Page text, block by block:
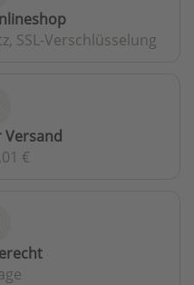
SSL-Verschlüsselung
Versand
€